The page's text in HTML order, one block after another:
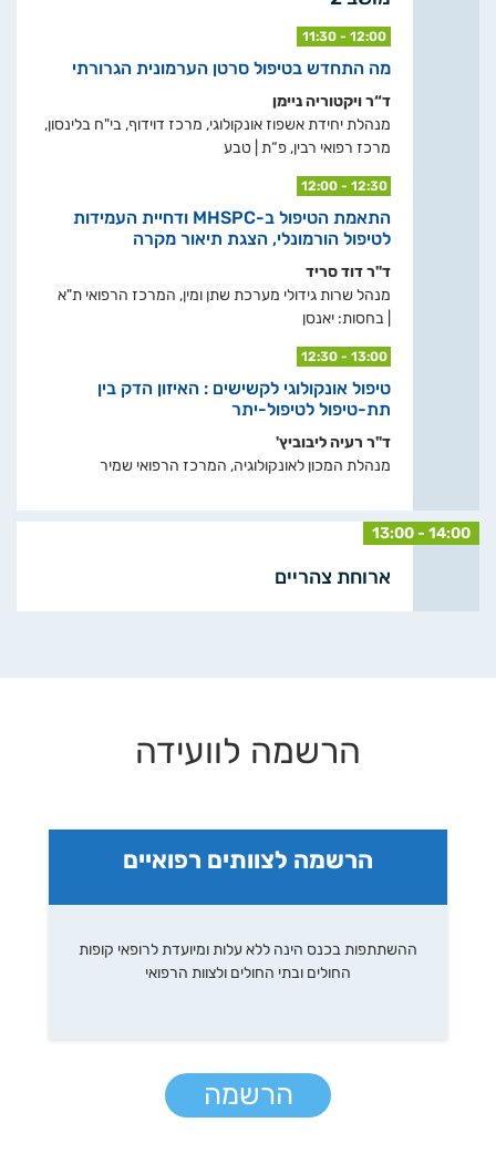
11:30 - 12:00
מה התחדש בטיפול סרטן הערמונית הגרורתי
ד“ר ויקטוריה ניימן
מנהלת יחידת אשפוז אונקולוגי, מרכז דוידוף, בי"ח בלינסון,
מרכז רפואי רבין, פ“ת | טבע
12:00 - 12:30
התאמת הטיפול ב-MHSPC ודחיית העמידות
לטיפול הורמונלי, הצגת תיאור מקרה
ד"ר דוד סריד
מנהל שרות גידולי מערכת שתן ומין, המרכז הרפואי ת"א
| בחסות: יאנסן
12:30 - 13:00
טיפול אונקולוגי לקשישים : האיזון הדק בין
תת-טיפול לטיפול-יתר
ד"ר רעיה ליבוביץ'
מנהלת המכון לאונקולוגיה, המרכז הרפואי שמיר
13:00 - 14:00
ארוחת צהריים
הרשמה לוועידה
הרשמה לצוותים רפואיים
ההשתתפות בכנס הינה ללא עלות ומיועדת לרופאי קופות
החולים ובתי החולים ולצוות הרפואי
הרשמה